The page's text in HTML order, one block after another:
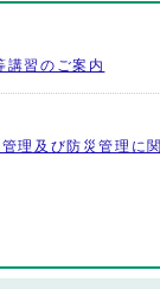
講習のご案内
理及び防災管理に